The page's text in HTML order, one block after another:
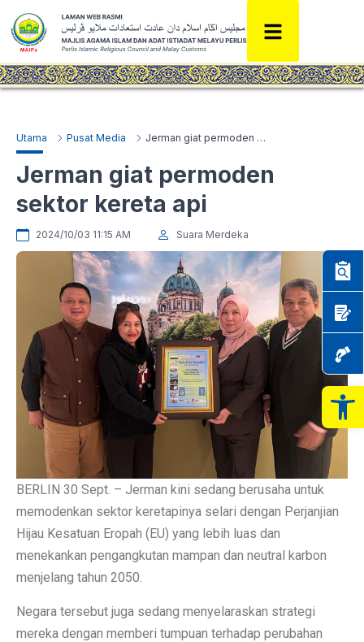
Utama Pusat Media Jerman giat permoden sektor kereta api
Jerman giat permoden
sektor kereta api
2024/10/03 11:15 AM Suara Merdeka
BERLIN 30 Sept. – Jerman kini sedang berusaha untuk
memodenkan sektor keretapinya selari dengan Perjanjian
Hijau Kesatuan Eropah (EU) yang lebih luas dan
menekankan pengangkutan mampan dan neutral karbon
menjelang tahun 2050.
Negara tersebut juga sedang menyelaraskan strategi
mereka dengan memberi tumpuan terhadap perubahan